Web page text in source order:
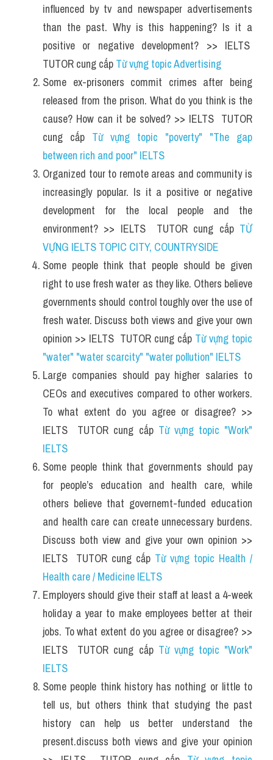
influenced by tv and newspaper advertisements
than the past. Why is this happening? Is it a
positive or negative development? >> IELTS
TUTOR cung cấp Từ vựng topic Advertising
Some ex-prisoners commit crimes after being
released from the prison. What do you think is the
cause? How can it be solved? >> IELTS  TUTOR
cung cấp Từ vựng topic "poverty" "The gap
between rich and poor" IELTS
Organized tour to remote areas and community is
increasingly popular. Is it a positive or negative
development for the local people and the
environment? >> IELTS  TUTOR cung cấp TỪ
VỰNG IELTS TOPIC CITY, COUNTRYSIDE
Some people think that people should be given
right to use fresh water as they like. Others believe
governments should control toughly over the use of
fresh water. Discuss both views and give your own
opinion >> IELTS  TUTOR cung cấp Từ vựng topic
"water" "water scarcity" "water pollution" IELTS
Large companies should pay higher salaries to
CEOs and executives compared to other workers.
To what extent do you agree or disagree? >>
IELTS  TUTOR cung cấp Từ vựng topic "Work"
IELTS
Some people think that governments should pay
for people’s education and health care, while
others believe that governemt-funded education
and health care can create unnecessary burdens.
Discuss both view and give your own opinion >>
IELTS  TUTOR cung cấp Từ vựng topic Health /
Health care / Medicine IELTS
Employers should give their staff at least a 4-week
holiday a year to make employees better at their
jobs. To what extent do you agree or disagree? >>
IELTS  TUTOR cung cấp Từ vựng topic "Work"
IELTS
Some people think history has nothing or little to
tell us, but others think that studying the past
history can help us better understand the
present.discuss both views and give your opinion